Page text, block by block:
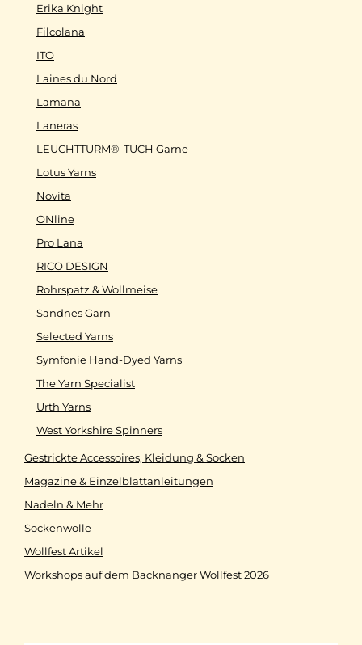
Erika Knight
Filcolana
ITO
Laines du Nord
Lamana
Laneras
LEUCHTTURM®-TUCH Garne
Lotus Yarns
Novita
ONline
Pro Lana
RICO DESIGN
Rohrspatz & Wollmeise
Sandnes Garn
Selected Yarns
Symfonie Hand-Dyed Yarns
The Yarn Specialist
Urth Yarns
West Yorkshire Spinners
Gestrickte Accessoires, Kleidung & Socken
Magazine & Einzelblattanleitungen
Nadeln & Mehr
Sockenwolle
Wollfest Artikel
Workshops auf dem Backnanger Wollfest 2026